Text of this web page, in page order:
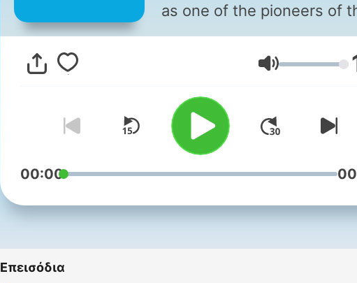
as one of the pioneers of
his REUNION events. Having
played Oldskool Live sets
at events such as Global
Gathering,Future Music
Festival & Defqon 1, Sasha
quickly made a new name
latest Ministry of Sound
Ένταση
00:00
Επεισόδια